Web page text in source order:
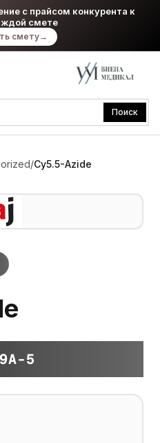
с прайсом конкурента к
смете
смету→
Поиск
/Cy5.5-Azide
5